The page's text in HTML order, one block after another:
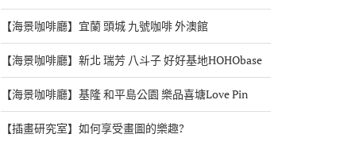
【海景咖啡廳】宜蘭 頭城 九號咖啡 外澳館
【海景咖啡廳】新北 瑞芳 八斗子 好好基地HOHObase
【海景咖啡廳】基隆 和平島公園 樂品喜塘Love Pin
【插畫研究室】如何享受畫圖的樂趣?